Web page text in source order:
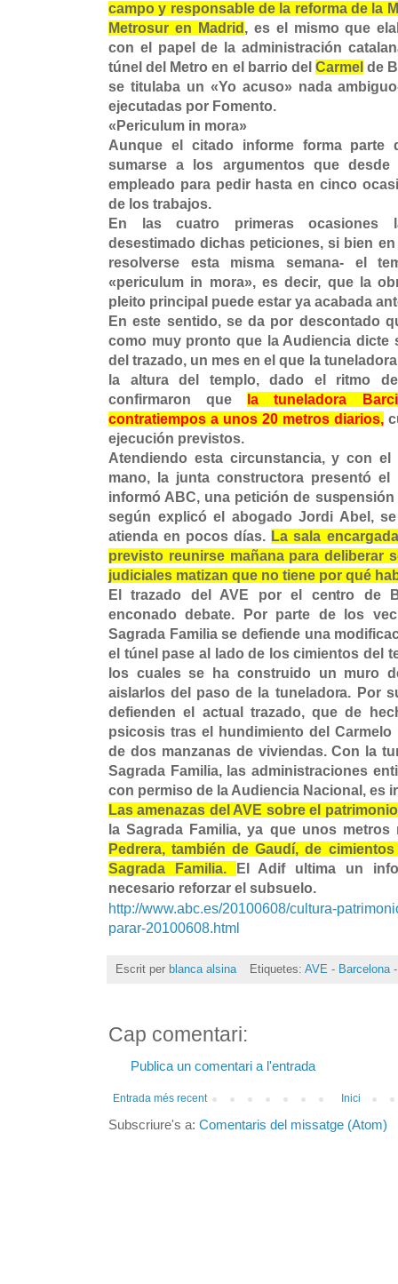
campo y responsable de la reforma de la
Metrosur en Madrid , es el mismo que
con el papel de la administración
túnel del Metro en el barrio delCarmel de
se titulaba un «Yo acuso» nada
ejecutadas por Fomento.
«Periculum in mora»
Aunque el citado informe forma parte
sumarse a los argumentos que
empleado para pedir hasta en cinco
de los trabajos.
En las cuatro primeras ocasiones
desestimado dichas peticiones, si bien
resolverse esta misma semana- el
«periculum in mora», es decir, que la
pleito principal puede estar ya acabada
En este sentido, se da por descontado
como muy pronto que la Audiencia dicte
del trazado, un mes en el que la
la altura del templo, dado el ritmo
confirmaron que
la tuneladora
contratiempos a unos 20 metros diarios,
ejecución previstos.
Atendiendo esta circunstancia, y con
mano, la junta constructora presentó
informó ABC, una petición de
según explicó el abogado Jordi Abel,
atienda en pocos días. La sala
previsto reunirse mañana para deliberar
judiciales matizan que no tiene por qué
El trazado del AVE por el centro de
enconado debate. Por parte de los
Sagrada Familia se defiende una
el túnel pase al lado de los cimientos del
los cuales se ha construido un muro
aislarlos del paso de la tuneladora. Por
defienden el actual trazado, que de
psicosis tras el hundimiento del
de dos manzanas de viviendas. Con la
Sagrada Familia, las administraciones
con permiso de la Audiencia Nacional, es
Las amenazas del AVE sobre el
la Sagrada Familia, ya que unos
Pedrera, también de Gaudí, de
Sagrada Familia.
El Adif ultima un
necesario reforzar el subsuelo.
http://www.abc.es/20100608/cultura-
parar-20100608.html
Escrit per blanca alsina Etiquetes: AVE - Barcelona
Cap comentari:
Publica un comentari a l'entrada
Entrada més recent Inici
Subscriure's a: Comentaris del missatge (Atom)